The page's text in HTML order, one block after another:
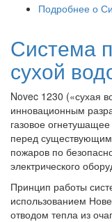
Подробнее о
Система
сухой
Novec 1230 («сухая
инновационным
газовое
перед
пожаров по
электрического
Принцип работы
использованием
отводом тепла из